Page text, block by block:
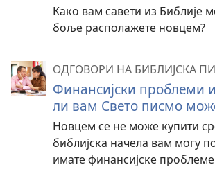
Како вам савети из Библије
боље располажете новцем?
ОДГОВОРИ НА БИБЛИЈСКА
Финансијски проблеми
ли вам Свето писмо
Новцем се не може купити
библијска начела вам могу
имате финансијске